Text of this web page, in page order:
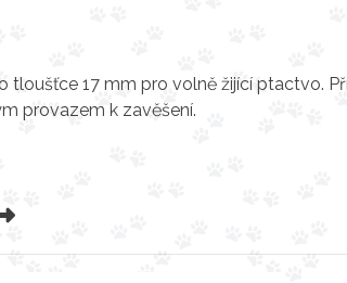
tloušťce 17 mm pro volně žijící ptactvo.
provazem k zavěšení.